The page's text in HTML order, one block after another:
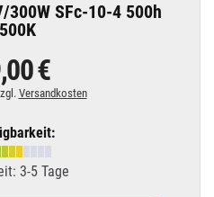
300W SFc-10-4 500h
€
Versandkosten
3-5 Tage